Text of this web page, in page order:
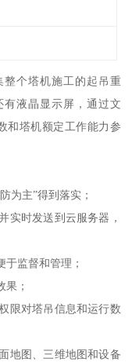
个塔机施工的起吊重
液晶显示屏，通过文
和塔机额定工作能力参
为主”得到落实；
实时发送到云服务器，
监督和管理；
；
限对塔吊信息和运行数
地图、三维地图和设备